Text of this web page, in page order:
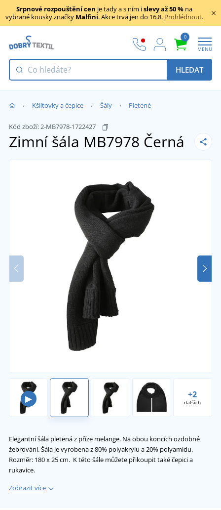
Srpnové rozpouštění cen je tady a s ním islevy až 50 % na
vybrané kousky značky Malfini. Akce trvá jen do 16.8. Prohlédnout.
0
MENU
HLEDAT
Kšiltovky a čepice Šály Pletené
Kód zboží:2-MB7978-1722427
Zimní šála MB7978 Černá
▶ +2
dalších
Elegantní šála pletená z příze melange. Na obou koncích ozdobné
žebrování. Šála je vyrobena z 80% polyakrylu a 20% polyamidu.
Rozměr: 180 x 25 cm. K této šále můžete přikoupit také čepici a
rukavice.
Zobrazit více